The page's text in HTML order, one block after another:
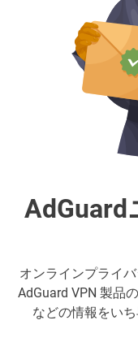
AdGuard
オンラインプライ
AdGuard VPN 製品
などの情報をい